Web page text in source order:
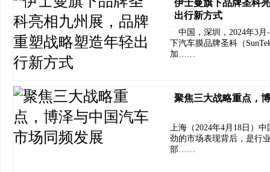
伊士曼旗下品牌圣科
出行新方式
中国，深圳，2024年3
下汽车膜品牌圣科（
加……
聚焦三大战略重点，
上海（2024年4月18日）
劲的市场表现背后，是行
部……